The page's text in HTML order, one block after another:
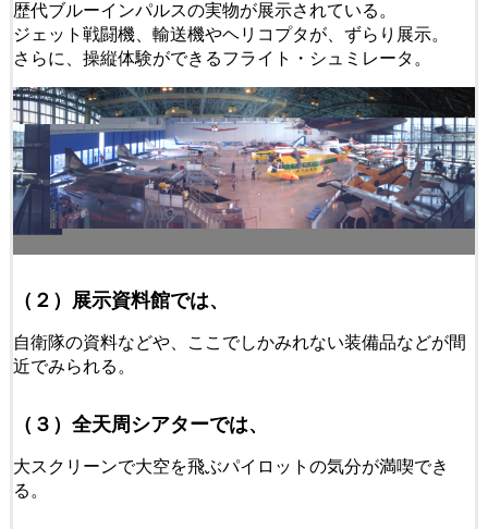
歴代ブルーインパルスの実物が展示されている。
ジェット戦闘機、輸送機やヘリコプタが、ずらり展示。
さらに、操縦体験ができるフライト・シュミレータ。
（２）展示資料館では、
自衛隊の資料などや、ここでしかみれない装備品などが間
近でみられる。
（３）全天周シアターでは、
大スクリーンで大空を飛ぶパイロットの気分が満喫でき
る。